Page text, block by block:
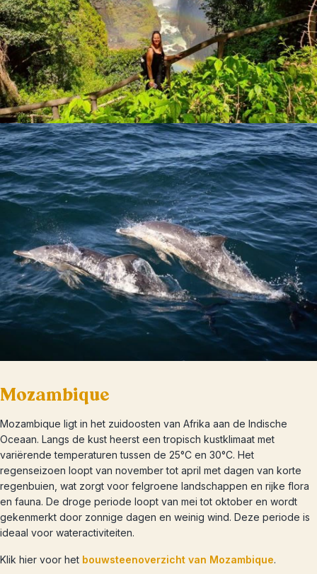
Mozambique
Mozambique ligt in het zuidoosten van Afrika aan de Indische
Oceaan. Langs de kust heerst een tropisch kustklimaat met
variërende temperaturen tussen de 25°C en 30°C. Het
regenseizoen loopt van november tot april met dagen van korte
regenbuien, wat zorgt voor felgroene landschappen en rijke flora
en fauna. De droge periode loopt van mei tot oktober en wordt
gekenmerkt door zonnige dagen en weinig wind. Deze periode is
ideaal voor wateractiviteiten.
Klik hier voor het bouwsteenoverzicht van Mozambique.